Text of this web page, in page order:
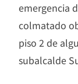
emergencia
colmatado
piso 2 de
subalcalde